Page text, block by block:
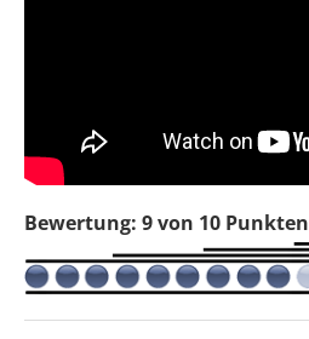
Bewertung: 9 von 10 Punkten